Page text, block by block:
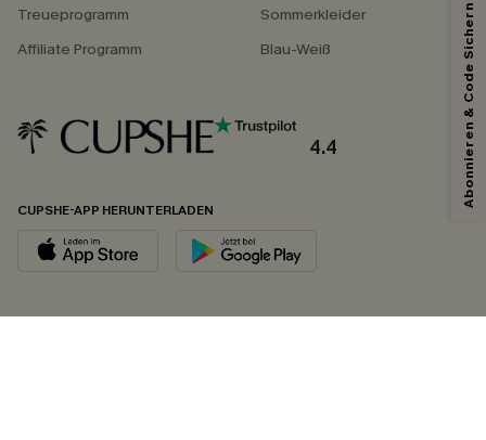
Treueprogramm
Affiliate Programm
Sommerkleider
Blau-Weiß
4.4
CUPSHE-APP HERUNTERLADEN
Abonnieren & Code Sichern